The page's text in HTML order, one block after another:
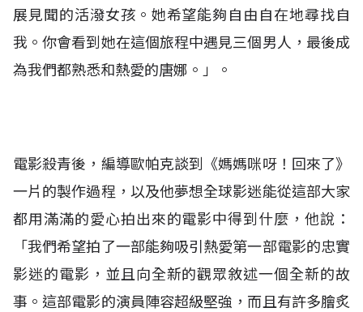
展見聞的活潑女孩。她希望能夠自由自在地尋找自
我。你會看到她在這個旅程中遇見三個男人，最後成
為我們都熟悉和熱愛的唐娜。」。
電影殺青後，編導歐帕克談到《媽媽咪呀！回來了》
一片的製作過程，以及他夢想全球影迷能從這部大家
都用滿滿的愛心拍出來的電影中得到什麼，他說：
「我們希望拍了一部能夠吸引熱愛第一部電影的忠實
影迷的電影，並且向全新的觀眾敘述一個全新的故
事。這部電影的演員陣容超級堅強，而且有許多膾炙